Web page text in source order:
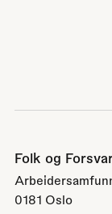
Folk og
0181 Oslo